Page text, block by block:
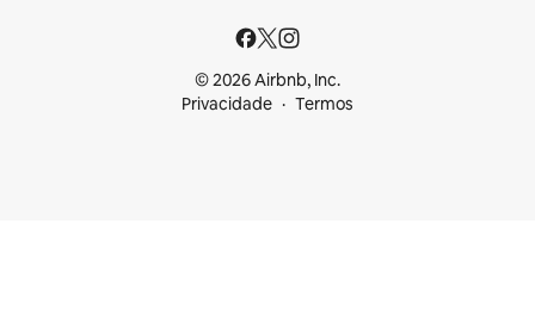
© 2026 Airbnb, Inc.
Privacidade
Termos